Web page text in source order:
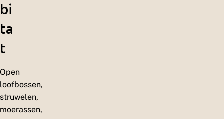
bi
ta
t
Open
loofbossen,
struwelen,
moerassen,